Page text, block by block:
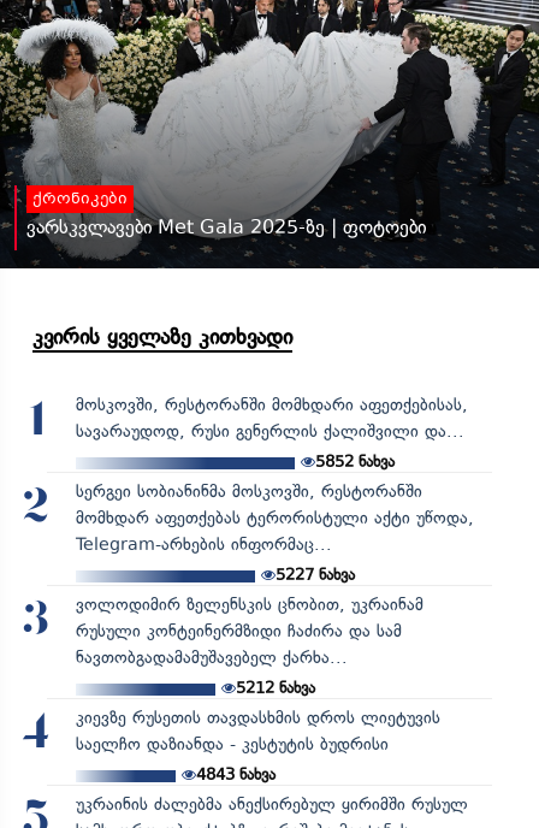
ქრონიკები
ვარსკვლავები Met Gala 2025-ზე | ფოტოები
კვირის ყველაზე კითხვადი
1
მოსკოვში, რესტორანში მომხდარი აფეთქებისას,
სავარაუდოდ, რუსი გენერლის ქალიშვილი და...
5852 ნახვა
2
სერგეი სობიანინმა მოსკოვში, რესტორანში
მომხდარ აფეთქებას ტერორისტული აქტი უწოდა,
Telegram-არხების ინფორმაც...
5227ნახვა
3
ვოლოდიმირ ზელენსკის ცნობით, უკრაინამ
რუსული კონტეინერმზიდი ჩაძირა და სამ
ნავთობგადამამუშავებელ ქარხა...
5212ნახვა
4
კიევზე რუსეთის თავდასხმის დროს ლიეტუვის
საელჩო დაზიანდა - კესტუტის ბუდრისი
4843ნახვა
უკრაინის ძალებმა ანექსირებულ ყირიმში რუსულ